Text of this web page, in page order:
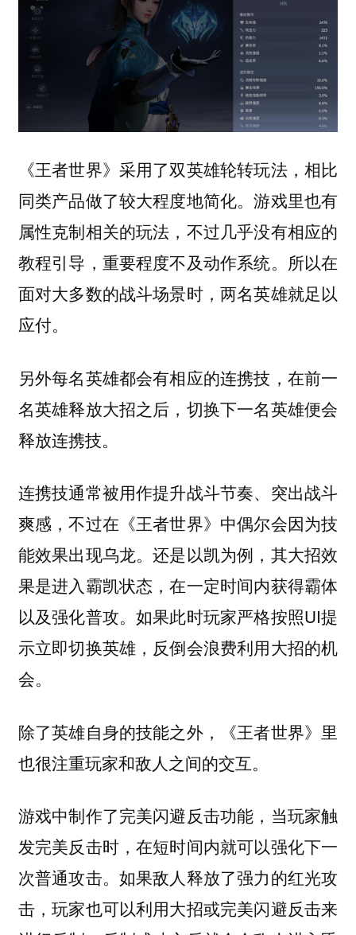
《王者世界》采用了双英雄轮转玩法，相比
同类产品做了较大程度地简化。游戏里也有
属性克制相关的玩法，不过几乎没有相应的
教程引导，重要程度不及动作系统。所以在
面对大多数的战斗场景时，两名英雄就足以
应付。
另外每名英雄都会有相应的连携技，在前一
名英雄释放大招之后，切换下一名英雄便会
释放连携技。
连携技通常被用作提升战斗节奏、突出战斗
爽感，不过在《王者世界》中偶尔会因为技
能效果出现乌龙。还是以凯为例，其大招效
果是进入霸凯状态，在一定时间内获得霸体
以及强化普攻。如果此时玩家严格按照UI提
示立即切换英雄，反倒会浪费利用大招的机
会。
除了英雄自身的技能之外，《王者世界》里
也很注重玩家和敌人之间的交互。
游戏中制作了完美闪避反击功能，当玩家触
发完美反击时，在短时间内就可以强化下一
次普通攻击。如果敌人释放了强力的红光攻
击，玩家也可以利用大招或完美闪避反击来